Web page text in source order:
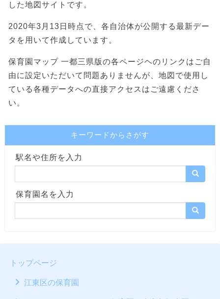
した地図サイトです。
2020年3月13日時点で、各自治体が公開する最新デー
タを用いて作成しています。
保育園マップ 一都三県版の各ページヘのリンクはご自
由に設定いただいて問題ありませんが、地図で使用し
ている各種データへの直接アクセスはご遠慮くださ
い。
キーワードからさがす
駅名や住所を入力
保育園名を入力
トップページ
江東区の保育園